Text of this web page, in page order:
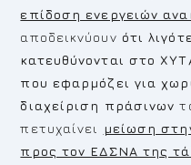
επίδοση ενεργειών
αποδεικνύουν ότι
κατευθύνονται στο
που εφαρμόζει για
διαχείριση πράσινων
πετυχαίνει μείωση
προς τον ΕΔΣΝΑ της